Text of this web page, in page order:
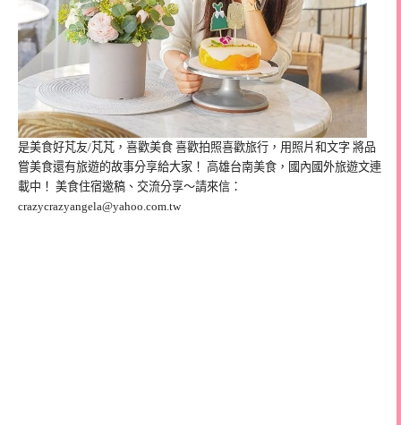
是美食好芃友/芃芃，喜歡美食 喜歡拍照喜歡旅行，用照片和文字 將品
嘗美食還有旅遊的故事分享給大家！ 高雄台南美食，國內國外旅遊文連
載中！ 美食住宿邀稿、交流分享～請來信：
crazycrazyangela@yahoo.com.tw